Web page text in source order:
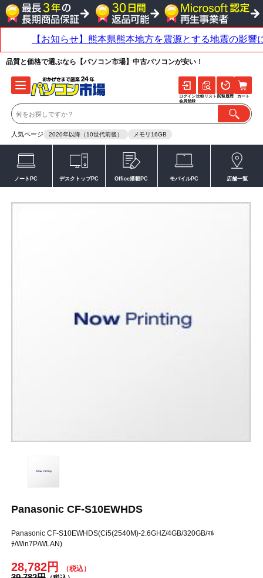
品質と価格で選ぶなら【パソコン市場】中古パソコンが安い！
人気ページ 2020年以降（10世代前後） メモリ16GB
ログイン
会員登録
比較リスト 閲覧履歴 カート
ノートPC デスクトップPC Office搭載PC モバイルPC 店舗一覧
Panasonic CF-S10EWHDS
Panasonic CF-S10EWHDS(Ci5(2540M)-2.6GHZ/4GB/320GB/ﾏﾙ
ﾁ/Win7P/WLAN)
28,782円